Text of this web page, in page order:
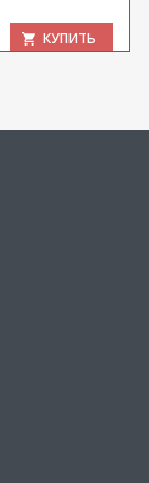
КУПИТЬ